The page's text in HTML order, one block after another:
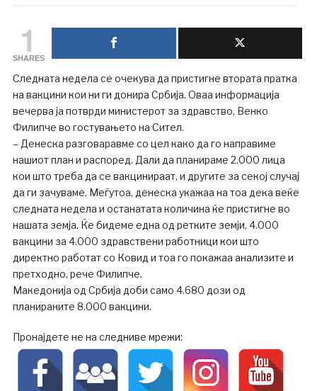
1
SHARES
Следната недела се очекува да пристигне втората пратка
на вакцини кои ни ги донира Србија. Оваа информација
вечерва ја потврди министерот за здравство, Венко
Филипче во гостувањето на Сител.
– Денеска разговаравме со цел како да го направиме
нашиот план и распоред. Дали да планираме 2.000 лица
кои што треба да се вакцинираат, и другите за секој случај
да ги зачуваме. Меѓутоа, денеска укажаа на тоа дека веќе
следната недела и останатата количина ќе пристигне во
нашата земја. Ќе бидеме една од ретките земји, 4.000
вакцини за 4.000 здравствени работници кои што
директно работат со Ковид и тоа го покажаа анализите и
претходно, рече Филипче.
Македонија од Србија доби само 4.680 дози од
планираните 8.000 вакцини.
Пронајдете не на следниве мрежи: